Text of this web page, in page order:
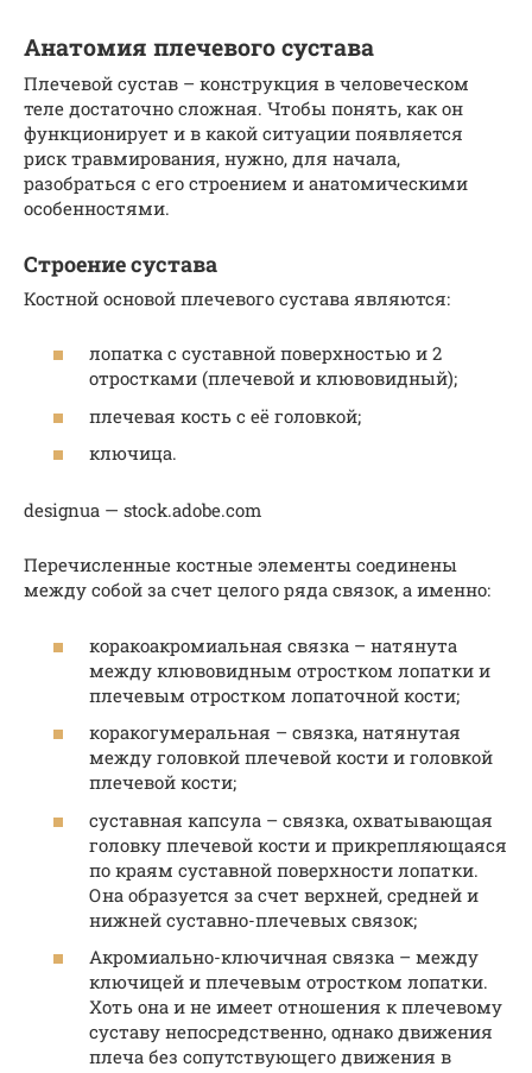
Анатомия плечевого сустава
Плечевой сустав – конструкция в человеческом
теле достаточно сложная. Чтобы понять, как он
функционирует и в какой ситуации появляется
риск травмирования, нужно, для начала,
разобраться с его строением и анатомическими
особенностями.
Строение сустава
Костной основой плечевого сустава являются:
лопатка с суставной поверхностью и 2
отростками (плечевой и клювовидный);
плечевая кость с её головкой;
ключица.
designua — stock.adobe.com
Перечисленные костные элементы соединены
между собой за счет целого ряда связок, а именно:
коракоакромиальная связка – натянута
между клювовидным отростком лопатки и
плечевым отростком лопаточной кости;
коракогумеральная – связка, натянутая
между головкой плечевой кости и головкой
плечевой кости;
суставная капсула – связка, охватывающая
головку плечевой кости и прикрепляющаяся
по краям суставной поверхности лопатки.
Она образуется за счет верхней, средней и
нижней суставно-плечевых связок;
Акромиально-ключичная связка – между
ключицей и плечевым отростком лопатки.
Хоть она и не имеет отношения к плечевому
суставу непосредственно, однако движения
плеча без сопутствующего движения в